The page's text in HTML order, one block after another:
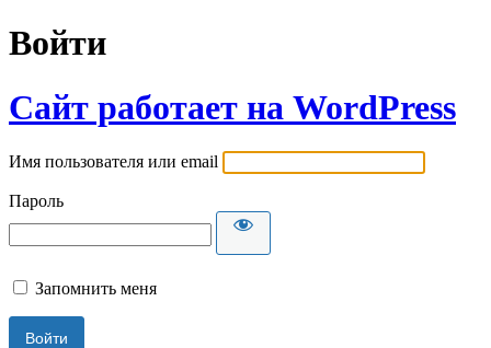
Войти
Сайт работает на WordPress
Имя пользователя или email
Пароль
Запомнить меня